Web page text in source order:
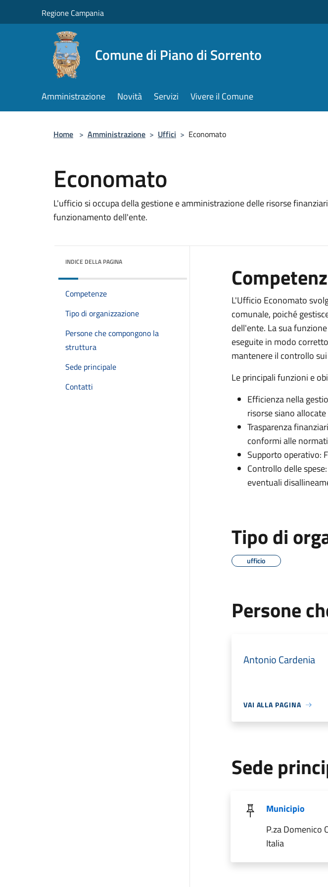
Regione Campania
Comune di Piano di Sorrento
Amministrazione Novità Servizi Vivere il Comune
Home > Amministrazione > Uffici > Economato
Economato
L'ufficio si occupa della gestione e amministrazione delle risorse
funzionamento dell'ente.
INDICE DELLA PAGINA
Competenze
Tipo di organizzazione
Persone che compongono la
struttura
Sede principale
Contatti
L'Ufficio Economato
comunale, poiché
dell'ente. La sua
eseguite in modo
mantenere il controllo
Le principali funzioni e
Efficienza nella
risorse siano
Trasparenza
conformi alle
Supporto operativo:
Controllo delle
eventuali
Tipo di
ufficio
Persone
Antonio Cardenia
VAI ALLA PAGINA
Sede
Municipio
P.za Domenico
Italia